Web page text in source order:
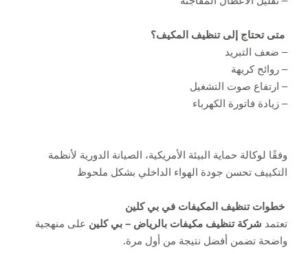
متى تحتاج إلى تنظيف المكيف؟
– ضعف التبريد
– روائح كريهة
– ارتفاع صوت التشغيل
– زيادة فاتورة الكهرباء
وفقًا لوكالة حماية البيئة الأمريكية، الصيانة الدورية لأنظمة
التكييف تحسن جودة الهواء الداخلي بشكل ملحوظ
خطوات تنظيف المكيفات في بي كلين
تعتمد شركة تنظيف مكيفات بالرياض – بي كلين على منهجية
واضحة تضمن أفضل نتيجة من أول مرة.